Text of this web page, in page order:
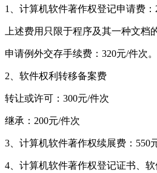
1、计算机软件著作权登记申请费：
上述费用只限于程序及其一种文档
申请例外交存手续费：320元/件次。
2、软件权利转移备案费
转让或许可：300元/件次
继承：200元/件次
3、计算机软件著作权续展费：550
4、计算机软件著作权登记证书、